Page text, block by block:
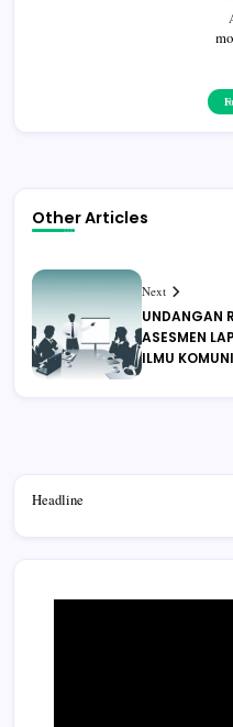
Other Articles
Next
UNDANGAN
ASESMEN
ILMU
Headline